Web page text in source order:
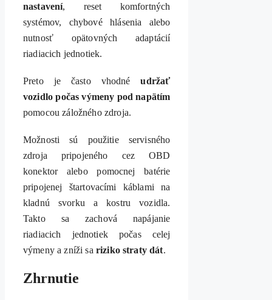
nastavení, reset komfortných
systémov, chybové hlásenia alebo
nutnosť opätovných adaptácií
riadiacich jednotiek.
Preto je často vhodnéudržať
vozidlo počas výmeny pod napätím
pomocou záložného zdroja.
Možnosti sú použitie servisného
zdroja pripojeného cez OBD
konektor alebo pomocnej batérie
pripojenej štartovacími káblami na
kladnú svorku a kostru vozidla.
Takto sa zachová napájanie
riadiacich jednotiek počas celej
výmeny a zníži sa riziko straty dát.
Zhrnutie